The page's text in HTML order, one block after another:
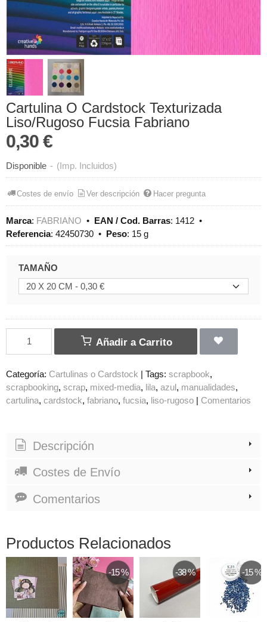
Cartulina O Cardstock Texturizada
Liso/Rugoso Fucsia Fabriano
0,30 €
Disponible - (Imp. Incluidos)
Costes de envío Ver descripción Hacer pregunta
Marca: FABRIANO • EAN / Cod. Barras: 1412 •
Referencia: 42450730 • Peso: 15 g
TAMAÑO
Añadir a Carrito
Categoría: Cartulinas o Cardstock | Tags: scrapbook
scrapbooking scrap mixed-media lila azul manualidades
cartulina cardstock fabriano fucsia liso-rugoso | Comentarios
Descripción
Costes de Envío
Comentarios
Productos Relacionados
-15 % -38 % -15 %